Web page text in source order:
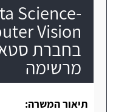
Science-
Vision
בחברת
מרשימה
תיאור המשרה: